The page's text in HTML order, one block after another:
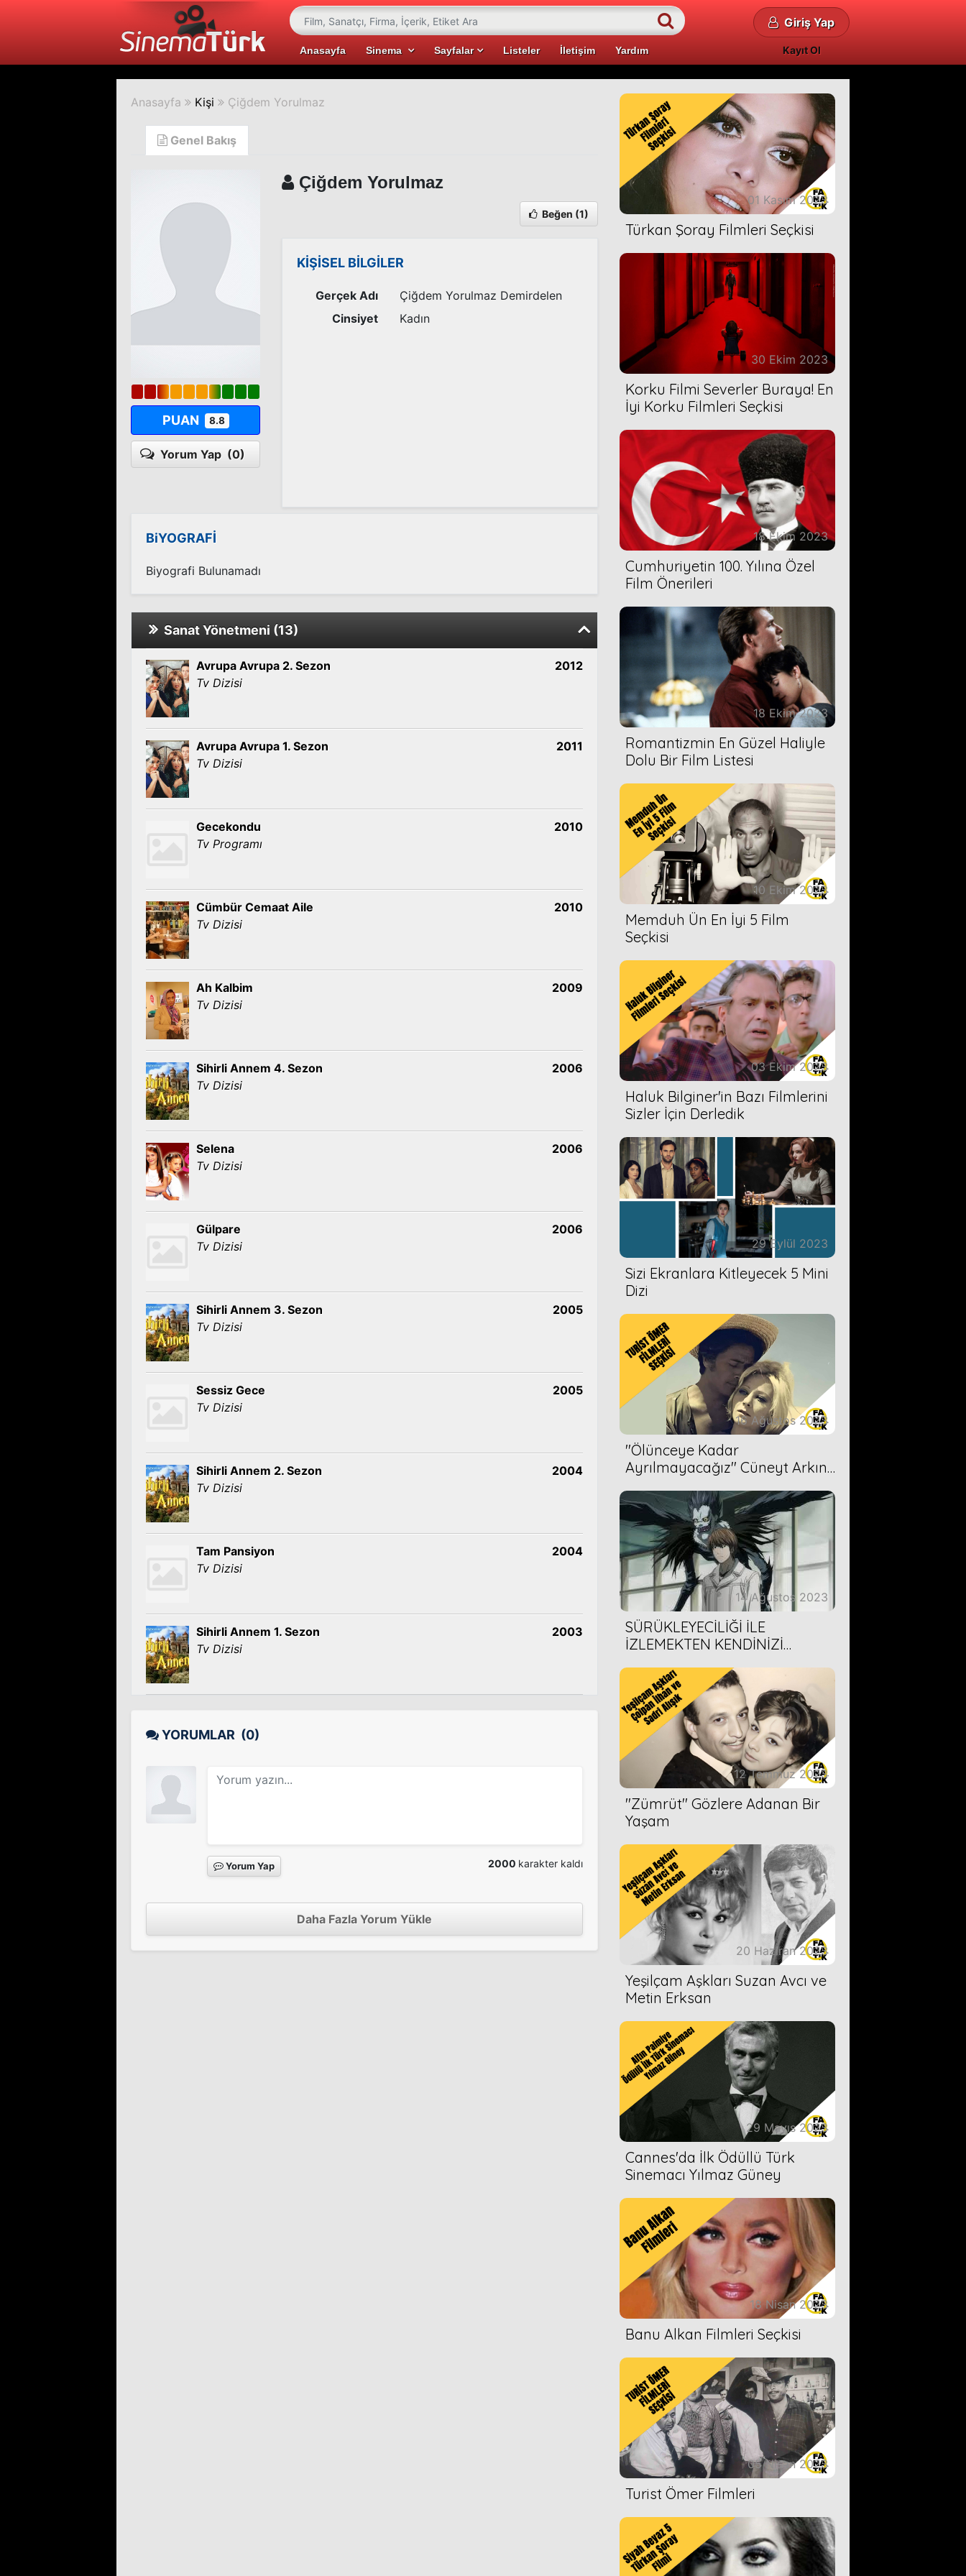
Anasayfa Sinema Sayfalar Listeler İletişim Yardım
Giriş Yap
Kayıt Ol
Anasayfa Kişi Çiğdem Yorulmaz
Genel Bakış
PUAN 8.8
Yorum Yap (0)
Çiğdem Yorulmaz
Beğen (1)
KİŞİSEL BİLGİLER
Gerçek Adı
Çiğdem Yorulmaz Demirdelen
Cinsiyet
Kadın
BiYOGRAFİ
Biyografi Bulunamadı
Sanat Yönetmeni (13)
Avrupa Avrupa 2. Sezon
Tv Dizisi
2012
Avrupa Avrupa 1. Sezon
Tv Dizisi
2011
Gecekondu
Tv Programı
2010
Cümbür Cemaat Aile
Tv Dizisi
2010
Ah Kalbim
Tv Dizisi
2009
Sihirli Annem 4. Sezon
Tv Dizisi
2006
Selena
Tv Dizisi
2006
Gülpare
Tv Dizisi
2006
Sihirli Annem 3. Sezon
Tv Dizisi
2005
Sessiz Gece
Tv Dizisi
2005
Sihirli Annem 2. Sezon
Tv Dizisi
2004
Tam Pansiyon
Tv Dizisi
2004
Sihirli Annem 1. Sezon
Tv Dizisi
2003
YORUMLAR (0)
Yorum Yap 2000 karakter kaldı
Daha Fazla Yorum Yükle
01 Kasım 2023
Türkan Şoray Filmleri Seçkisi
30 Ekim 2023
Korku Filmi Severler Buraya! En
İyi Korku Filmleri Seçkisi
18 Ekim 2023
Cumhuriyetin 100. Yılına Özel
Film Önerileri
18 Ekim 2023
Romantizmin En Güzel Haliyle
Dolu Bir Film Listesi
10 Ekim 2023
Memduh Ün En İyi 5 Film
Seçkisi
03 Ekim 2023
Haluk Bilginer'in Bazı Filmlerini
Sizler İçin Derledik
29 Eylül 2023
Sizi Ekranlara Kitleyecek 5 Mini
Dizi
16 Ağustos 2023
''Ölünceye Kadar
Ayrılmayacağız'' Cüneyt Arkın-
14 Ağustos 2023
SÜRÜKLEYECİLİĞİ İLE
İZLEMEKTEN KENDİNİZİ
ÖNERİMİZ
12 Temmuz 2023
''Zümrüt'' Gözlere Adanan Bir
Yaşam
20 Haziran 2023
Yeşilçam Aşkları Suzan Avcı ve
Metin Erksan
29 Mayıs 2023
Cannes'da İlk Ödüllü Türk
Sinemacı Yılmaz Güney
18 Nisan 2023
Banu Alkan Filmleri Seçkisi
05 Nisan 2023
Turist Ömer Filmleri